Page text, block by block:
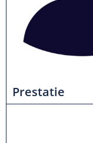
Prestatie